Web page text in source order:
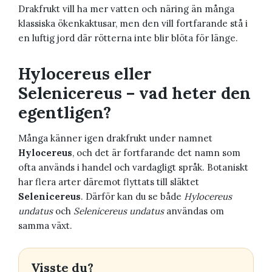
Drakfrukt vill ha mer vatten och näring än många
klassiska ökenkaktusar, men den vill fortfarande stå i
en luftig jord där rötterna inte blir blöta för länge.
Hylocereus eller
Selenicereus – vad heter den
egentligen?
Många känner igen drakfrukt under namnet
Hylocereus, och det är fortfarande det namn som
ofta används i handel och vardagligt språk. Botaniskt
har flera arter däremot flyttats till släktet
Selenicereus. Därför kan du se både Hylocereus
undatusoch Selenicereus undatusanvändas om
samma växt.
Visste du?